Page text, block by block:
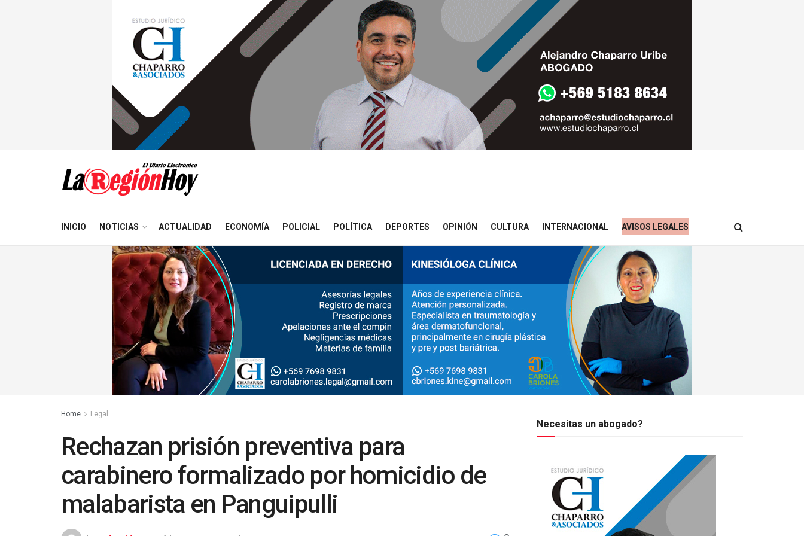
INICIO NOTICIAS ACTUALIDAD ECONOMÍA POLICIAL POLÍTICA DEPORTES OPINIÓN CULTURA INTERNACIONAL AVISOS LEGALES
Home Legal
Rechazan prisión preventiva para
carabinero formalizado por homicidio de
malabarista en Panguipulli
Necesitas un abogado?